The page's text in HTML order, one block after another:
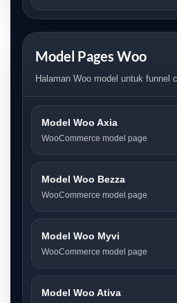
Model Pages Woo
Halaman Woo model untuk funnel
Model Woo Axia
WooCommerce model page
Model Woo Bezza
WooCommerce model page
Model Woo Myvi
WooCommerce model page
Model Woo Ativa